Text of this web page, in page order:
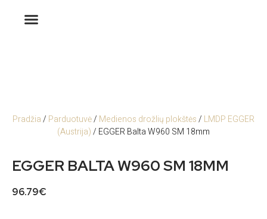
Pradžia/ Parduotuvė/ Medienos drožlių plokštės/ LMDP EGGER
(Austrija)/ EGGER Balta W960 SM 18mm
EGGER BALTA W960 SM 18MM
96.79€